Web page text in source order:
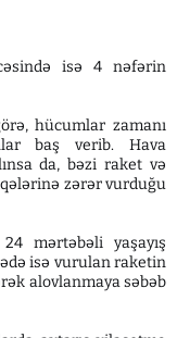
isə 4 nəfərin
hücumlar zamanı
baş verib. Hava
da, bəzi raket və
zərər vurduğu
mərtəbəli yaşayış
isə vurulan raketin
alovlanmaya səbəb